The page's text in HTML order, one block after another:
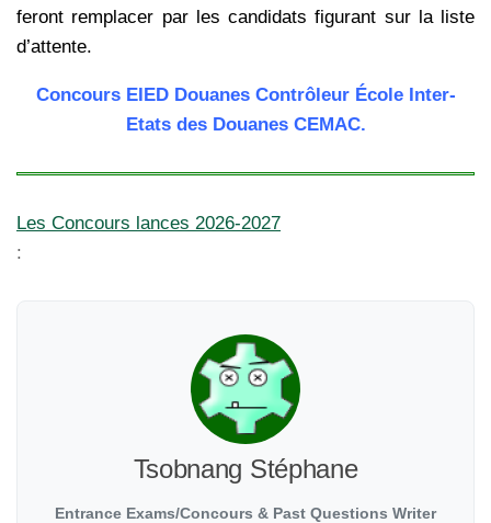
feront remplacer par les candidats figurant sur la liste
d’attente.
Concours EIED Douanes Contrôleur École Inter-
Etats des Douanes CEMAC.
Les Concours lances 2026-2027
:
Tsobnang Stéphane
Entrance Exams/Concours & Past Questions Writer